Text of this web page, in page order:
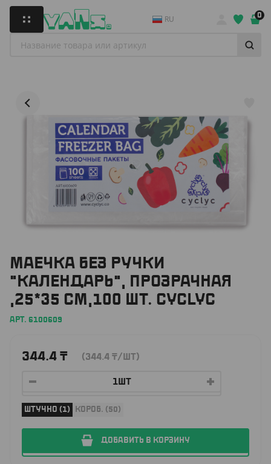
RU 0
МАЕЧКА БЕЗ РУЧКИ
"КАЛЕНДАРЬ", ПРОЗРАЧНАЯ
,25*35 СМ,100 ШТ. CYCLYC
АРТ. 6100609
344.4 ₸ (344.4 ₸/ШТ)
ШТУЧНО (1) КОРОБ. (50)
ДОБАВИТЬ В КОРЗИНУ